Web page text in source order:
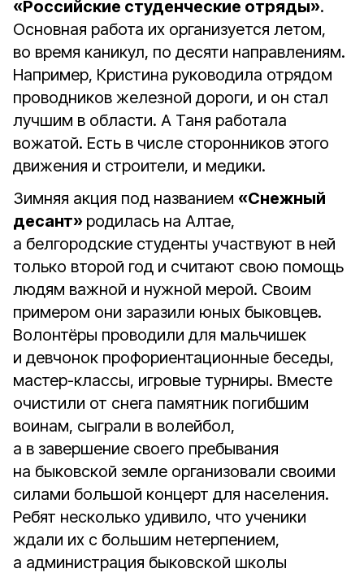
«Российские студенческие отряды».
Основная работа их организуется летом,
во время каникул, по десяти направлениям.
Например, Кристина руководила отрядом
проводников железной дороги, и он стал
лучшим в области. А Таня работала
вожатой. Есть в числе сторонников этого
движения и строители, и медики.
Зимняя акция под названием «Снежный
десант» родилась на Алтае,
а белгородские студенты участвуют в ней
только второй год и считают свою помощь
людям важной и нужной мерой. Своим
примером они заразили юных быковцев.
Волонтёры проводили для мальчишек
и девчонок профориентационные беседы,
мастер-классы, игровые турниры. Вместе
очистили от снега памятник погибшим
воинам, сыграли в волейбол,
а в завершение своего пребывания
на быковской земле организовали своими
силами большой концерт для населения.
Ребят несколько удивило, что ученики
ждали их с большим нетерпением,
а администрация быковской школы